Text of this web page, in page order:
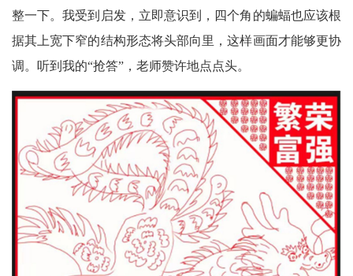
整一下。我受到启发，立即意识到，四个角的蝙蝠也应该根
据其上宽下窄的结构形态将头部向里，这样画面才能够更协
调。听到我的“抢答”，老师赞许地点点头。